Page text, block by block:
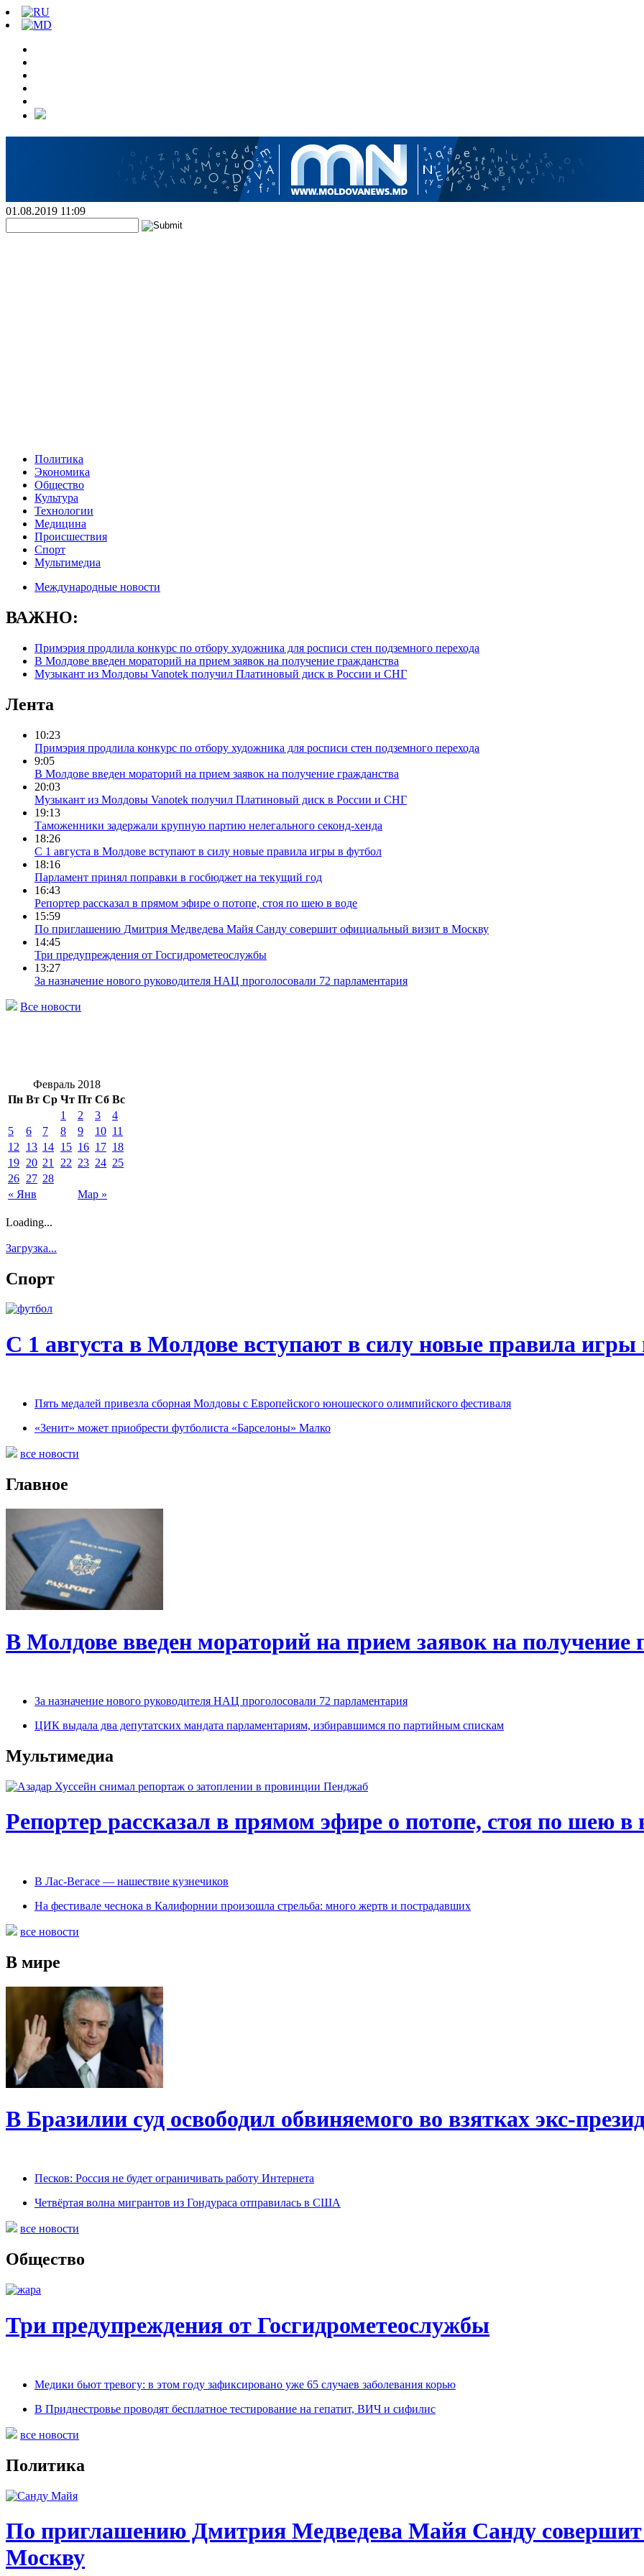
01.08.2019 11:09
Политика
Экономика
Общество
Культура
Технологии
Медицина
Происшествия
Спорт
Мультимедиа
Международные новости
ВАЖНО:
Примэрия продлила конкурс по отбору художника для росписи стен подземного перехода
В Молдове введен мораторий на прием заявок на получение гражданства
Музыкант из Молдовы Vanotek получил Платиновый диск в России и СНГ
Лента
10:23
Примэрия продлила конкурс по отбору художника для росписи стен подземного перехода
9:05
В Молдове введен мораторий на прием заявок на получение гражданства
20:03
Музыкант из Молдовы Vanotek получил Платиновый диск в России и СНГ
19:13
Таможенники задержали крупную партию нелегального секонд-хенда
18:26
С 1 августа в Молдове вступают в силу новые правила игры в футбол
18:16
Парламент принял поправки в госбюджет на текущий год
16:43
Репортер рассказал в прямом эфире о потопе, стоя по шею в воде
15:59
По приглашению Дмитрия Медведева Майя Санду совершит официальный визит в Москву
14:45
Три предупреждения от Госгидрометеослужбы
13:27
За назначение нового руководителя НАЦ проголосовали 72 парламентария
Все новости
Февраль 2018
Пн Вт Ср Чт Пт Сб Вс
« Янв Мар »
1 2 3
4
5
6 7 8 9 10 11
12
13 14 15 16 17 18
19 20 21 22 23 24 25
26 27 28
Loading...
Загрузка...
Спорт
С 1 августа в Молдове вступают в силу новые правила игры
Пять медалей привезла сборная Молдовы с Европейского юношеского олимпийского фестиваля
«Зенит» может приобрести футболиста «Барселоны» Малко
все новости
Главное
В Молдове введен мораторий на прием заявок на получение
За назначение нового руководителя НАЦ проголосовали 72 парламентария
ЦИК выдала два депутатских мандата парламентариям, избиравшимся по партийным спискам
Мультимедиа
Репортер рассказал в прямом эфире о потопе, стоя по шею в
В Лас-Вегасе — нашествие кузнечиков
На фестивале чеснока в Калифорнии произошла стрельба: много жертв и пострадавших
все новости
В мире
В Бразилии суд освободил обвиняемого во взятках экс-
Песков: Россия не будет ограничивать работу Интернета
Четвёртая волна мигрантов из Гондураса отправилась в США
все новости
Общество
Три предупреждения от Госгидрометеослужбы
Медики бьют тревогу: в этом году зафиксировано уже 65 случаев заболевания корью
В Приднестровье проводят бесплатное тестирование на гепатит, ВИЧ и сифилис
все новости
Политика
По приглашению Дмитрия Медведева Майя Санду
Москву